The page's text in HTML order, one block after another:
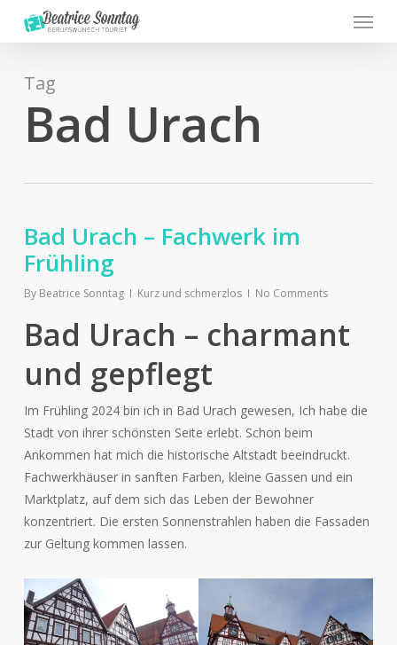
content
Menu
Tag
Bad Urach
Bad Urach – Fachwerk im
Frühling
By Beatrice Sonntag Kurz und schmerzlos No Comments
Bad Urach – charmant
und gepflegt
Im Frühling 2024 bin ich in Bad Urach gewesen, Ich habe die
Stadt von ihrer schönsten Seite erlebt. Schon beim
Ankommen hat mich die historische Altstadt beeindruckt.
Fachwerkhäuser in sanften Farben, kleine Gassen und ein
Marktplatz, auf dem sich das Leben der Bewohner
konzentriert. Die ersten Sonnenstrahlen haben die Fassaden
zur Geltung kommen lassen.